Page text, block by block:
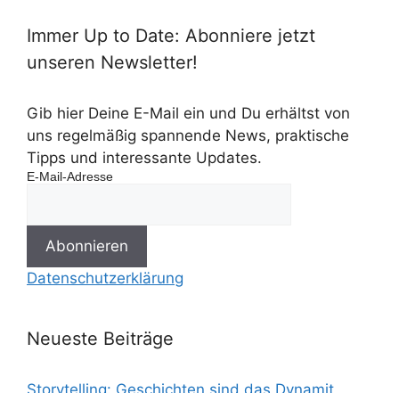
Immer Up to Date: Abonniere jetzt
unseren Newsletter!
Gib hier Deine E-Mail ein und Du erhältst von
uns regelmäßig spannende News, praktische
Tipps und interessante Updates.
E-Mail-Adresse
Datenschutzerklärung
Neueste Beiträge
Storytelling: Geschichten sind das Dynamit